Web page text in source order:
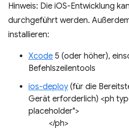
Hinweis: Die iOS-Entwicklung
durchgeführt werden.
installieren:
Xcode 5 (oder höher),
Befehlszeilentools
ios-deploy (für die
Gerät erforderlich) <ph
placeholder">
</ph>